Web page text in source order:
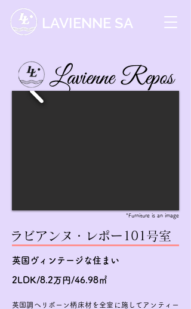
LAVIENNE SA
*Furniture is an image
ラビアンヌ・レポー101号室
英国ヴィンテージな住まい
2LDK/8.2万円/46.98㎡
英国調ヘリボーン柄床材を全室に施してアンティー